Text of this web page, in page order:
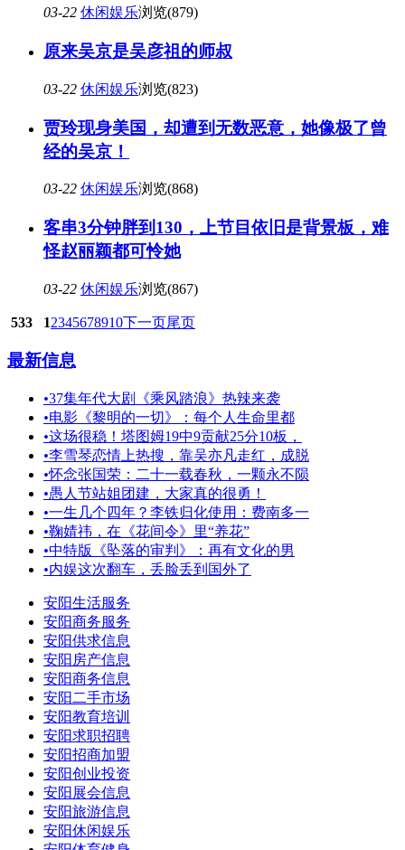
03-22 休闲娱乐浏览(879)
原来吴京是吴彦祖的师叔
03-22 休闲娱乐浏览(823)
贾玲现身美国，却遭到无数恶意，她像极了曾
经的吴京！
03-22 休闲娱乐浏览(868)
客串3分钟胖到130，上节目依旧是背景板，难
怪赵丽颖都可怜她
03-22 休闲娱乐浏览(867)
533 12345678910下一页尾页
最新信息
•37集年代大剧《乘风踏浪》热辣来袭
•电影《黎明的一切》：每个人生命里都
•这场很稳！塔图姆19中9贡献25分10板，
•李雪琴恋情上热搜，靠吴亦凡走红，成脱
•怀念张国荣：二十一载春秋，一颗永不陨
•愚人节站姐团建，大家真的很勇！
•一生几个四年？李铁归化使用：费南多一
•鞠婧祎，在《花间令》里“养花”
•中特版《坠落的审判》：再有文化的男
•内娱这次翻车，丢脸丢到国外了
安阳生活服务
安阳商务服务
安阳供求信息
安阳房产信息
安阳商务信息
安阳二手市场
安阳教育培训
安阳求职招聘
安阳招商加盟
安阳创业投资
安阳展会信息
安阳旅游信息
安阳休闲娱乐